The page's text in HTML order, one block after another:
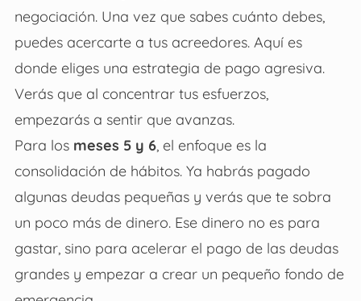
negociación. Una vez que sabes cuánto debes,
puedes acercarte a tus acreedores. Aquí es
donde eliges una estrategia de pago agresiva.
Verás que al concentrar tus esfuerzos,
empezarás a sentir que avanzas.
Para los meses 5 y 6, el enfoque es la
consolidación de hábitos. Ya habrás pagado
algunas deudas pequeñas y verás que te sobra
un poco más de dinero. Ese dinero no es para
gastar, sino para acelerar el pago de las deudas
grandes y empezar a crear un pequeño fondo de